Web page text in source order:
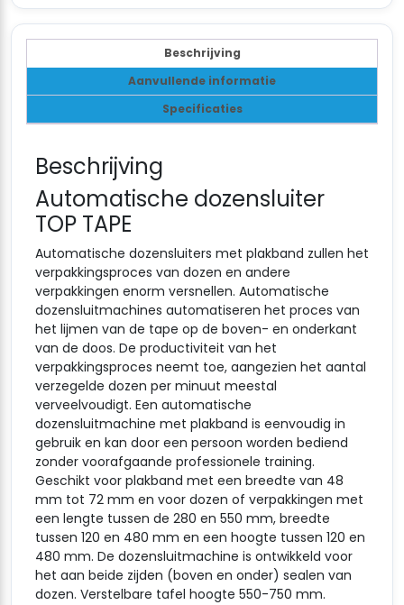
aanvragen
aanvragen
aanvragen
Beschrijving
Aanvullende informatie
Specificaties
Beschrijving
Automatische dozensluiter
TOP TAPE
Automatische dozensluiters met plakband zullen het
verpakkingsproces van dozen en andere
verpakkingen enorm versnellen. Automatische
dozensluitmachines automatiseren het proces van
het lijmen van de tape op de boven- en onderkant
van de doos. De productiviteit van het
verpakkingsproces neemt toe, aangezien het aantal
verzegelde dozen per minuut meestal
verveelvoudigt. Een automatische
dozensluitmachine met plakband is eenvoudig in
gebruik en kan door een persoon worden bediend
zonder voorafgaande professionele training.
Geschikt voor plakband met een breedte van 48
mm tot 72 mm en voor dozen of verpakkingen met
een lengte tussen de 280 en 550 mm, breedte
tussen 120 en 480 mm en een hoogte tussen 120 en
480 mm. De dozensluitmachine is ontwikkeld voor
het aan beide zijden (boven en onder) sealen van
dozen. Verstelbare tafel hoogte 550-750 mm.